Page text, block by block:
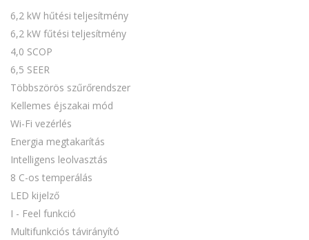
6,2 kW hűtési teljesítmény
6,2 kW fűtési teljesítmény
4,0 SCOP
6,5 SEER
Többszörös szűrőrendszer
Kellemes éjszakai mód
Wi-Fi vezérlés
Energia megtakarítás
Intelligens leolvasztás
8 C-os temperálás
LED kijelző
I - Feel funkció
Multifunkciós távirányító